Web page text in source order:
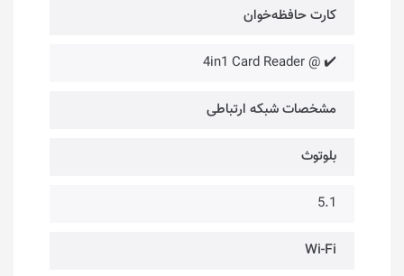
کارت حافظه‌خوان
✔️ @ 4in1 Card Reader
مشخصات شبکه ارتباطی
بلوتوث
5.1
Wi-Fi